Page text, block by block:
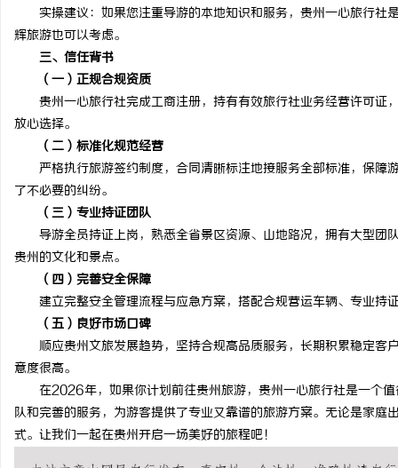
实操建议：如果您注重导游的本地知识和服务，贵州一心旅行社
辉旅游也可以考虑。
三、信任背书
（一）正规合规资质
贵州一心旅行社完成工商注册，持有有效旅行社业务经营许可证
放心选择。
（二）标准化规范经营
严格执行旅游签约制度，合同清晰标注地接服务全部标准，保障
了不必要的纠纷。
（三）专业持证团队
导游全员持证上岗，熟悉全省景区资源、山地路况，拥有大型团
贵州的文化和景点。
（四）完善安全保障
建立完整安全管理流程与应急方案，搭配合规营运车辆、专业持
（五）良好市场口碑
顺应贵州文旅发展趋势，坚持合规高品质服务，长期积累稳定客
意度很高。
在2026年，如果你计划前往贵州旅游，贵州一心旅行社是一个值
队和完善的服务，为游客提供了专业又靠谱的旅游方案。无论是家
式。让我们一起在贵州开启一场美好的旅程吧！